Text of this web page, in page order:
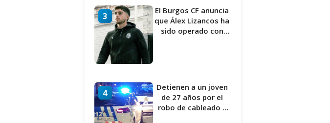
3
El Burgos CF anuncia
que Álex Lizancos ha
sido operado con
4
Detienen a un joven
de 27 años por el
robo de cableado y